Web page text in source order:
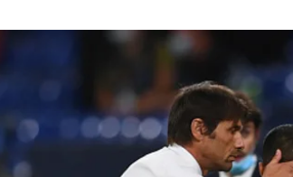
הפועל תל אביב
הפועל באר שבע
מכבי נתניה
בני יהודה
ליגה סינית